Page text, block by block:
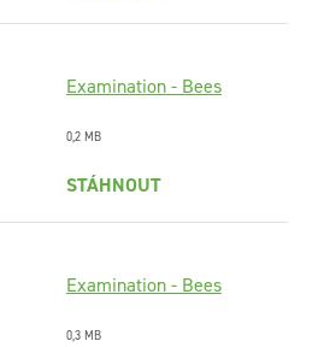
Examination - Bees
0,2 MB
STÁHNOUT
Examination - Bees
0,3 MB